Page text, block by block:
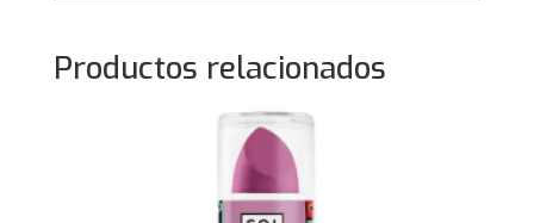
Productos relacionados